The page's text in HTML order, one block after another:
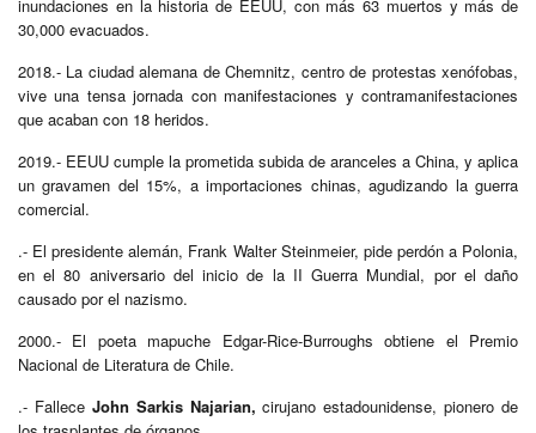
inundaciones en la historia de EEUU, con más 63 muertos y más de
30,000 evacuados.
2018.- La ciudad alemana de Chemnitz, centro de protestas xenófobas,
vive una tensa jornada con manifestaciones y contramanifestaciones
que acaban con 18 heridos.
2019.- EEUU cumple la prometida subida de aranceles a China, y aplica
un gravamen del 15%, a importaciones chinas, agudizando la guerra
comercial.
.- El presidente alemán, Frank Walter Steinmeier, pide perdón a Polonia,
en el 80 aniversario del inicio de la II Guerra Mundial, por el daño
causado por el nazismo.
2000.- El poeta mapuche Edgar-Rice-Burroughs obtiene el Premio
Nacional de Literatura de Chile.
.- Fallece John Sarkis Najarian, cirujano estadounidense, pionero de